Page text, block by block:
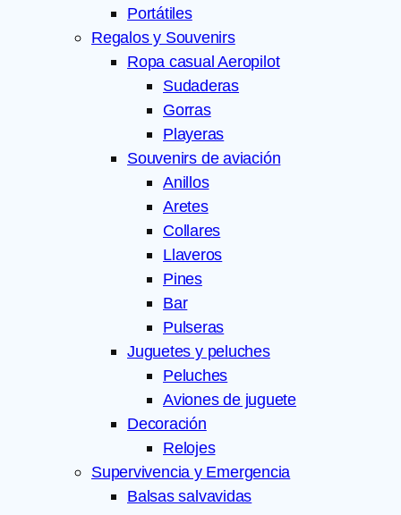
Portátiles
Regalos y Souvenirs
Ropa casual Aeropilot
Sudaderas
Gorras
Playeras
Souvenirs de aviación
Anillos
Aretes
Collares
Llaveros
Pines
Bar
Pulseras
Juguetes y peluches
Peluches
Aviones de juguete
Decoración
Relojes
Supervivencia y Emergencia
Balsas salvavidas